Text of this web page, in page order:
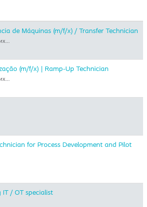
de Máquinas (m/f/x) / Transfer Technician
(m/f/x) | Ramp-Up Technician
for Process Development and Pilot
/ OT specialist